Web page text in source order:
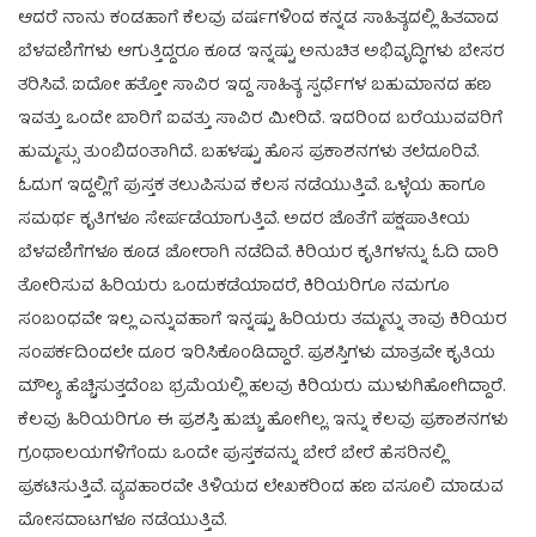
ಆದರೆ ನಾನು ಕಂಡಹಾಗೆ ಕೆಲವು ವರ್ಷಗಳಿಂದ ಕನ್ನಡ ಸಾಹಿತ್ಯದಲ್ಲಿ ಹಿತವಾದ
ಬೆಳವಣಿಗೆಗಳು ಆಗುತ್ತಿದ್ದರೂ ಕೂಡ ಇನ್ನಷ್ಟು ಅನುಚಿತ ಅಭಿವೃದ್ಧಿಗಳು ಬೇಸರ
ತರಿಸಿವೆ. ಐದೋ ಹತ್ತೋ ಸಾವಿರ ಇದ್ದ ಸಾಹಿತ್ಯ ಸ್ಪರ್ಧೆಗಳ ಬಹುಮಾನದ ಹಣ
ಇವತ್ತು ಒಂದೇ ಬಾರಿಗೆ ಐವತ್ತು ಸಾವಿರ ಮೀರಿದೆ. ಇದರಿಂದ ಬರೆಯುವವರಿಗೆ
ಹುಮ್ಮಸ್ಸು ತುಂಬಿದಂತಾಗಿದೆ. ಬಹಳಷ್ಟು ಹೊಸ ಪ್ರಕಾಶನಗಳು ತಲೆದೂರಿವೆ.
ಓದುಗ ಇದ್ದಲ್ಲಿಗೆ ಪುಸ್ತಕ ತಲುಪಿಸುವ ಕೆಲಸ ನಡೆಯುತ್ತಿವೆ. ಒಳ್ಳೆಯ ಹಾಗೂ
ಸಮರ್ಥ ಕೃತಿಗಳೂ ಸೇರ್ಪಡೆಯಾಗುತ್ತಿವೆ. ಅದರ ಜೊತೆಗೆ ಪಕ್ಷಪಾತೀಯ
ಬೆಳವಣಿಗೆಗಳೂ ಕೂಡ ಜೋರಾಗಿ ನಡೆದಿವೆ. ಕಿರಿಯರ ಕೃತಿಗಳನ್ನು ಓದಿ ದಾರಿ
ತೋರಿಸುವ ಹಿರಿಯರು ಒಂದುಕಡೆಯಾದರೆ, ಕಿರಿಯರಿಗೂ ನಮಗೂ
ಸಂಬಂಧವೇ ಇಲ್ಲ ಎನ್ನುವಹಾಗೆ ಇನ್ನಷ್ಟು ಹಿರಿಯರು ತಮ್ಮನ್ನು ತಾವು ಕಿರಿಯರ
ಸಂಪರ್ಕದಿಂದಲೇ ದೂರ ಇರಿಸಿಕೊಂಡಿದ್ದಾರೆ. ಪ್ರಶಸ್ತಿಗಳು ಮಾತ್ರವೇ ಕೃತಿಯ
ಮೌಲ್ಯ ಹೆಚ್ಚಿಸುತ್ತದೆಂಬ ಭ್ರಮೆಯಲ್ಲಿ ಹಲವು ಕಿರಿಯರು ಮುಳುಗಿಹೋಗಿದ್ದಾರೆ.
ಕೆಲವು ಹಿರಿಯರಿಗೂ ಈ ಪ್ರಶಸ್ತಿ ಹುಚ್ಚು ಹೋಗಿಲ್ಲ. ಇನ್ನು ಕೆಲವು ಪ್ರಕಾಶನಗಳು
ಗ್ರಂಥಾಲಯಗಳಿಗೆಂದು ಒಂದೇ ಪುಸ್ತಕವನ್ನು ಬೇರೆ ಬೇರೆ ಹೆಸರಿನಲ್ಲಿ
ಪ್ರಕಟಿಸುತ್ತಿವೆ. ವ್ಯವಹಾರವೇ ತಿಳಿಯದ ಲೇಖಕರಿಂದ ಹಣ ವಸೂಲಿ ಮಾಡುವ
ಮೋಸದಾಟಗಳೂ ನಡೆಯುತ್ತಿವೆ.